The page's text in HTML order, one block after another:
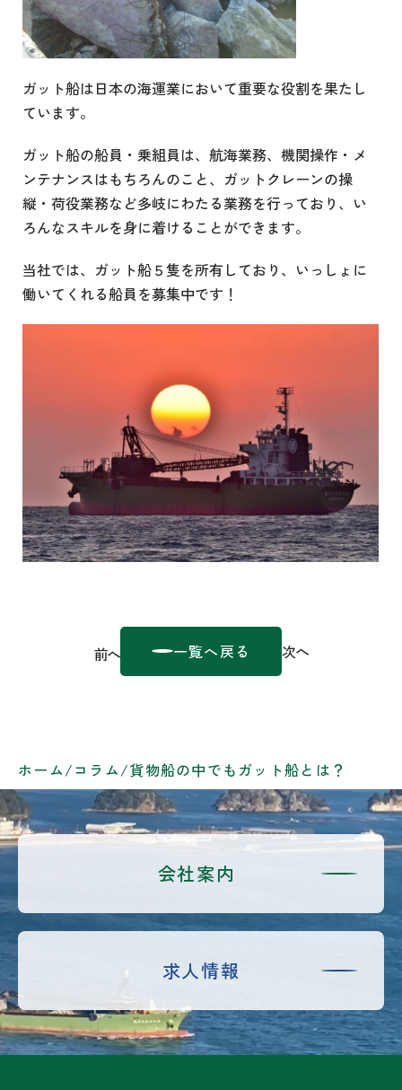
ガット船は日本の海運業において重要な役割を果たし
ています。
ガット船の船員・乗組員は、航海業務、機関操作・メ
ンテナンスはもちろんのこと、ガットクレーンの操
縦・荷役業務など多岐にわたる業務を行っており、い
ろんなスキルを身に着けることができます。
当社では、ガット船５隻を所有しており、いっしょに
働いてくれる船員を募集中です！
前へ 一覧へ戻る 次へ
ホーム/コラム/貨物船の中でもガット船とは？
会社案内
求人情報